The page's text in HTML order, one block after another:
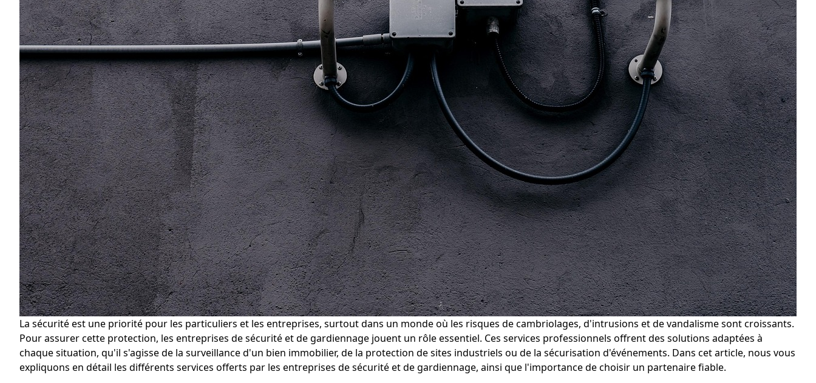
La sécurité est une priorité pour les particuliers et les entreprises, surtout dans un monde où les risques de cambriolages, d'intrusions et de vandalisme sont croissants.
Pour assurer cette protection, les entreprises de sécurité et de gardiennage jouent un rôle essentiel. Ces services professionnels offrent des solutions adaptées à
chaque situation, qu'il s'agisse de la surveillance d'un bien immobilier, de la protection de sites industriels ou de la sécurisation d'événements. Dans cet article, nous vous
expliquons en détail les différents services offerts par les entreprises de sécurité et de gardiennage, ainsi que l'importance de choisir un partenaire fiable.